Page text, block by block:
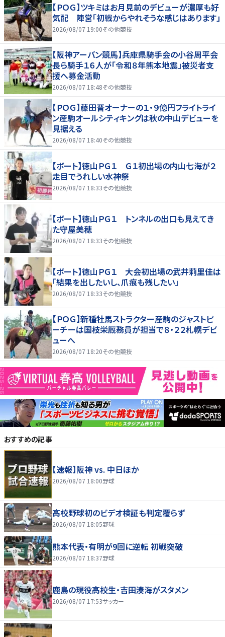
【ＰＯＧ】ツキミはお月見前のデビューが濃厚も好
気配 陣営「初戦からやれそうな感じはあります」
2026/08/07 19:00その他競技
【阪神アーバン競馬】兵庫県騎手会の小谷周平会
長ら騎手１６人が「令和８年熊本地震」被災者支
援へ募金活動
2026/08/07 18:48その他競技
【ＰＯＧ】藤田晋オーナーの１・９億円フライトライ
ン産駒オールシティキングは秋の中山デビューを
見据える
2026/08/07 18:40その他競技
【ボート】徳山ＰＧ１ Ｇ１初出場の内山七海が２
走目でうれしい水神祭
2026/08/07 18:33その他競技
【ボート】徳山ＰＧ１ トンネルの出口も見えてき
た守屋美穂
2026/08/07 18:33その他競技
【ボート】徳山ＰＧ１ 大会初出場の武井莉里佳は
「結果を出したいし、爪痕も残したい」
2026/08/07 18:33その他競技
【ＰＯＧ】新種牡馬ストラクター産駒のジャストピ
ーチーは国枝栄厩務員が担当で８・２２札幌デビ
ューへ
2026/08/07 18:20その他競技
おすすめの記事
【速報】阪神 vs. 中日ほか
2026/08/07 18:00野球
高校野球初のビデオ検証も判定覆らず
2026/08/07 18:05野球
熊本代表・有明が9回に逆転 初戦突破
2026/08/07 18:37野球
鹿島の現役高校生・吉田湊海がスタメン
2026/08/07 17:53サッカー